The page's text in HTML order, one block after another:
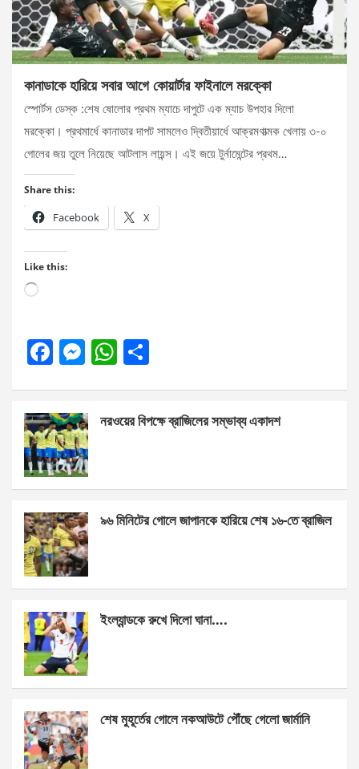
কানাডাকে হারিয়ে সবার আগে কোয়ার্টার ফাইনালে মরক্কো
স্পোর্টস ডেস্ক :শেষ ষোলোর প্রথম ম্যাচে দাপুটে এক ম্যাচ উপহার দিলো
মরক্কো। প্রথমার্ধে কানাডার দাপট সামলেও দ্বিতীয়ার্ধে আক্রমণাত্মক খেলায় ৩-০
গোলের জয় তুলে নিয়েছে আটলাস লায়ন্স। এই জয়ে টুর্নামেন্টের প্রথম…
Share this:
Facebook X
Like this:
Loading…
F
b
o
o
k
M
n
g
er
W
s
p
e
নরওয়ের বিপক্ষে ব্রাজিলের সম্ভাব্য একাদশ
৯৬ মিনিটের গোলে জাপানকে হারিয়ে শেষ ১৬-তে ব্রাজিল
ইংল্যান্ডকে রুখে দিলো ঘানা….
শেষ মুহূর্তের গোলে নকআউটে পৌঁছে গেলো জার্মানি